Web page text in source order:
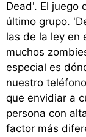
Dead'. El juego
último grupo.
las de la ley en
muchos
especial es
nuestro
que envidiar a
persona con
factor más